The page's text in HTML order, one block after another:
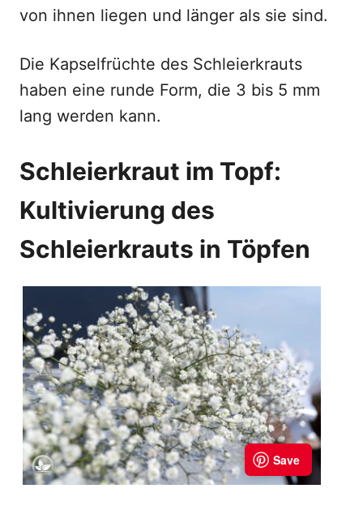
von ihnen liegen und länger als sie sind.
Die Kapselfrüchte des Schleierkrauts
haben eine runde Form, die 3 bis 5 mm
lang werden kann.
Schleierkraut im Topf:
Kultivierung des
Schleierkrauts in Töpfen